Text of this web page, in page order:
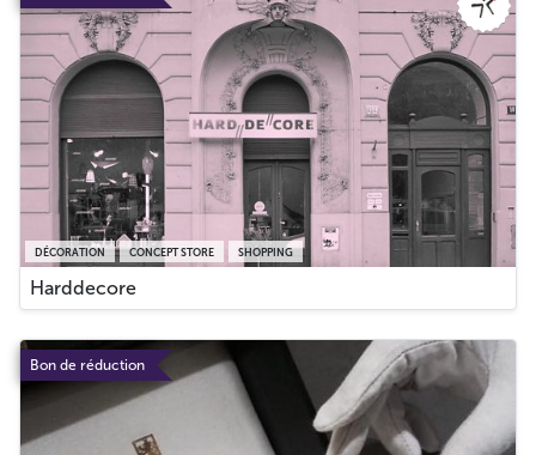
DÉCORATION CONCEPT STORE SHOPPING
Harddecore
Bon de réduction